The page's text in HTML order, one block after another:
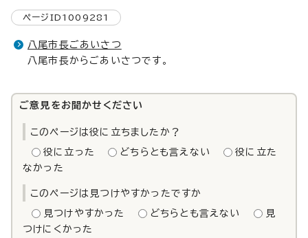
ページID1009281
八尾市長ごあいさつ
八尾市長からごあいさつです。
ご意見をお聞かせください
このページは役に立ちましたか？
役に立った どちらとも言えない
役に立た
なかった
このページは見つけやすかったですか
見つけやすかった どちらとも言えない
見
つけにくかった